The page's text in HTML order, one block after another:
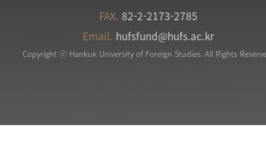
FAX. 82-2-2173-2785
Email. hufsfund@hufs.ac.kr
Copyright ⓒ Hankuk University of Foreign Studies. All Rights